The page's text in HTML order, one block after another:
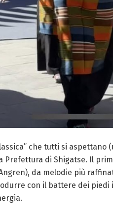
che tutti si
Prefettura di Shigatse. Il
da melodie più
con il battere dei piedi